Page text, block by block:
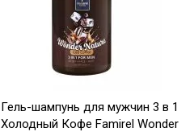
Гель-шампунь для мужчин 3 в 1
Холодный Кофе Famirel Wonder